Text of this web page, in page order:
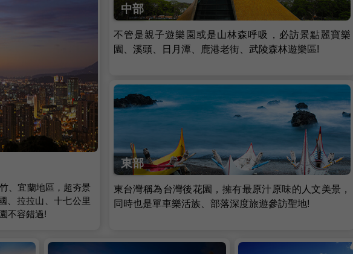
、宜蘭地區，超夯景
、拉拉山、十七公里
不容錯過!
中部
不管是親子遊樂園或是山林森呼吸，必訪景點麗寶樂
園、溪頭、日月潭、鹿港老街、武陵森林遊樂區!
東部
東台灣稱為台灣後花園，擁有最原汁原味的人文美景，
同時也是單車樂活族、部落深度旅遊參訪聖地!